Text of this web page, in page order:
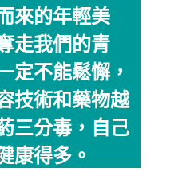
來的年輕美
走我們的青
定不能鬆懈，
技術和藥物越
三分毒，自己
康得多。